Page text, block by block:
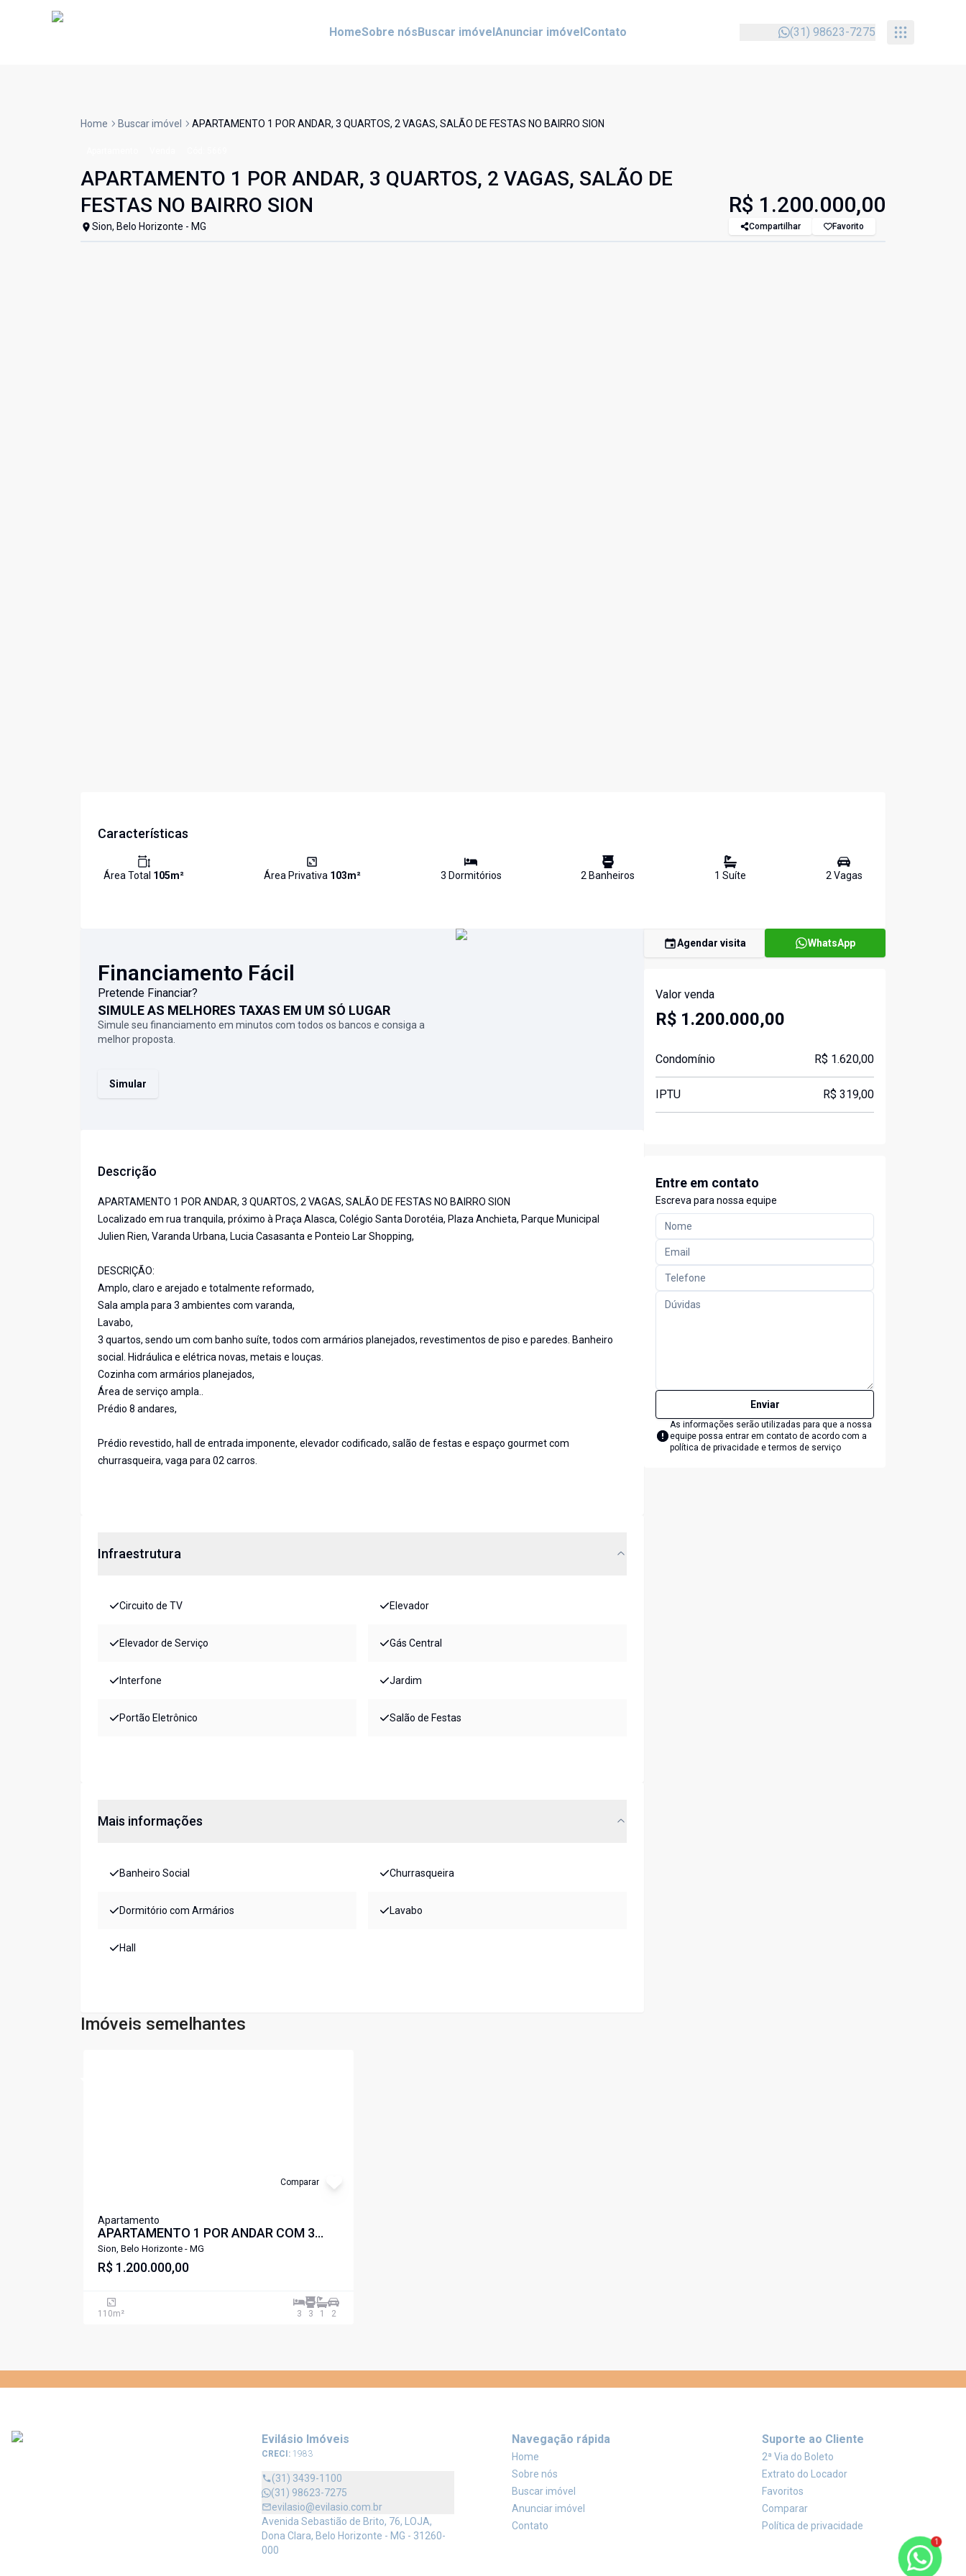
HomeSobre nósBuscar imóvelAnunciar imóvelContato (31) 98623-7275
Home Buscar imóvel APARTAMENTO 1 POR ANDAR, 3 QUARTOS, 2 VAGAS, SALÃO DE FESTAS NO BAIRRO SION
APARTAMENTO 1 POR ANDAR, 3 QUARTOS, 2 VAGAS, SALÃO DE
FESTAS NO BAIRRO SION
Sion, Belo Horizonte - MG
R$ 1.200.000,00
Compartilhar Favorito
Características
Área Total 105m² Área Privativa 103m² 3 Dormitórios 2 Banheiros 1 Suíte 2Vagas
Financiamento Fácil
Pretende Financiar?
SIMULE AS MELHORES TAXAS EM UM SÓ LUGAR
Simule seu financiamento em minutos com todos os bancos e consiga a
melhor proposta.
Simular
Descrição
APARTAMENTO 1 POR ANDAR, 3 QUARTOS, 2 VAGAS, SALÃO DE FESTAS NO BAIRRO SION
Localizado em rua tranquila, próximo à Praça Alasca, Colégio Santa Dorotéia, Plaza Anchieta, Parque Municipal
Julien Rien, Varanda Urbana, Lucia Casasanta e Ponteio Lar Shopping,
DESCRIÇÃO:
Amplo, claro e arejado e totalmente reformado,
Sala ampla para 3 ambientes com varanda,
Lavabo,
3 quartos, sendo um com banho suíte, todos com armários planejados, revestimentos de piso e paredes. Banheiro
social. Hidráulica e elétrica novas, metais e louças.
Cozinha com armários planejados,
Área de serviço ampla..
Prédio 8 andares,
Prédio revestido, hall de entrada imponente, elevador codificado, salão de festas e espaço gourmet com
churrasqueira, vaga para 02 carros.
Infraestrutura
Circuito de TV Elevador
Elevador de Serviço Gás Central
Interfone Jardim
Portão Eletrônico Salão de Festas
Mais informações
Banheiro Social Churrasqueira
Dormitório com Armários Lavabo
Hall
Imóveis semelhantes
Comparar
Apartamento
APARTAMENTO 1 POR ANDAR COM 3
QUARTOS, VARANDA, 2 VAGAS NO
BAIRRO SION
Sion, Belo Horizonte - MG
R$ 1.200.000,00
110m² 3 3 1 2
Agendar visita WhatsApp
Valor venda
R$ 1.200.000,00
Condomínio R$ 1.620,00
IPTU R$ 319,00
Entre em contato
Escreva para nossa equipe
Enviar
As informações serão utilizadas para que a nossa
equipe possa entrar em contato de acordo com a
política de privacidade e termos de serviço
Evilásio Imóveis
CRECI: 1983
(31) 3439-1100
(31) 98623-7275
evilasio@evilasio.com.br
Avenida Sebastião de Brito, 76, LOJA,
Dona Clara, Belo Horizonte - MG - 31260-
000
Navegação rápida
Home
Sobre nós
Buscar imóvel
Anunciar imóvel
Contato
Suporte ao Cliente
2ª Via do Boleto
Extrato do Locador
Favoritos
Comparar
Política de privacidade
1